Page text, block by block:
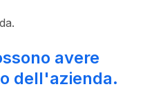
avere
dell'azienda.